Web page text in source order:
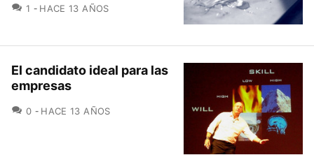
1 COMENTARIOS
HACE 13 AÑOS
El candidato ideal para las
empresas
0 COMENTARIOS
HACE 13 AÑOS